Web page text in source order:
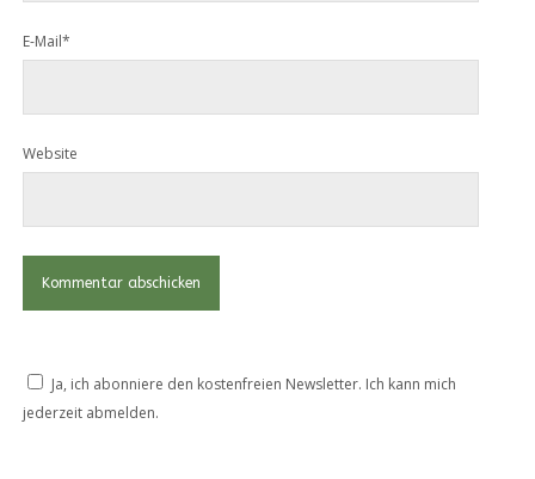
E-Mail*
Website
Ja, ich abonniere den kostenfreien Newsletter. Ich kann mich
jederzeit abmelden.